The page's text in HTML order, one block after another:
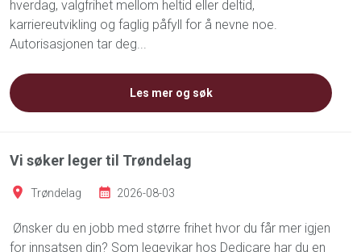
hverdag, valgfrihet mellom heltid eller deltid,
karriereutvikling og faglig påfyll for å nevne noe.
Autorisasjonen tar deg...
Les mer og søk
Vi søker leger til Trøndelag
Trøndelag 2026-08-03
Ønsker du en jobb med større frihet hvor du får mer igjen
for innsatsen din? Som legevikar hos Dedicare har du en